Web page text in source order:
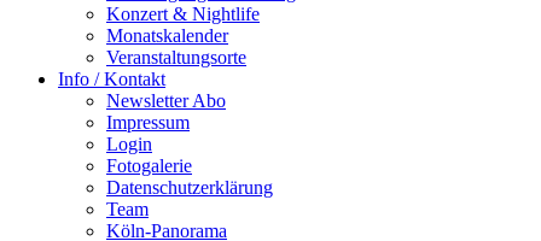
Konzert & Nightlife
Monatskalender
Veranstaltungsorte
Info / Kontakt
Newsletter Abo
Impressum
Login
Fotogalerie
Datenschutzerklärung
Team
Köln-Panorama